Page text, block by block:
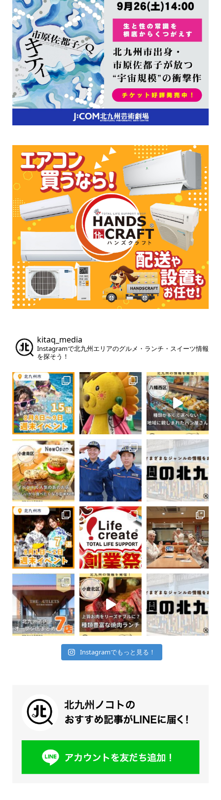
kitaq_media
Instagramで北九州エリアのグルメ・ランチ・スイーツ情報
を探そう！
Instagramでもっと見る！